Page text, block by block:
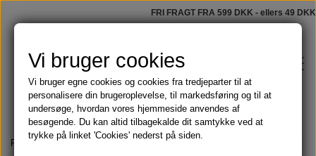
FRI FRAGT FRA 599 DKK - ellers 49 DKK
Shop
Forside Tøj, tasker og håndklæder Second hand cashmere
Vi bruger cookies
Vi bruger egne cookies og cookies fra tredjeparter til at
personalisere din brugeroplevelse, til markedsføring og til at
undersøge, hvordan vores hjemmeside anvendes af
besøgende. Du kan altid tilbagekalde dit samtykke ved at
trykke på linket 'Cookies' nederst på siden.